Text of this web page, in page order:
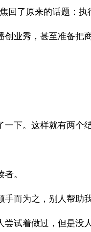
回了原来的话题：执
业秀，甚至准备把
下。这样就有两个
。
而为之，别人帮助
试着做过，但是没